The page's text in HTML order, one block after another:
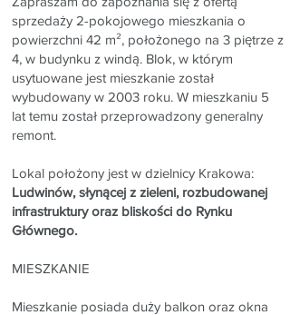
sprzedaży 2-pokojowego mieszkania o
powierzchni 42 m², położonego na 3 piętrze z
4, w budynku z windą. Blok, w którym
usytuowane jest mieszkanie został
wybudowany w 2003 roku. W mieszkaniu 5
lat temu został przeprowadzony generalny
remont.
Lokal położony jest w dzielnicy Krakowa:
Ludwinów, słynącej z zieleni, rozbudowanej
infrastruktury oraz bliskości do Rynku
Głównego.
MIESZKANIE
Mieszkanie posiada duży balkon oraz okna